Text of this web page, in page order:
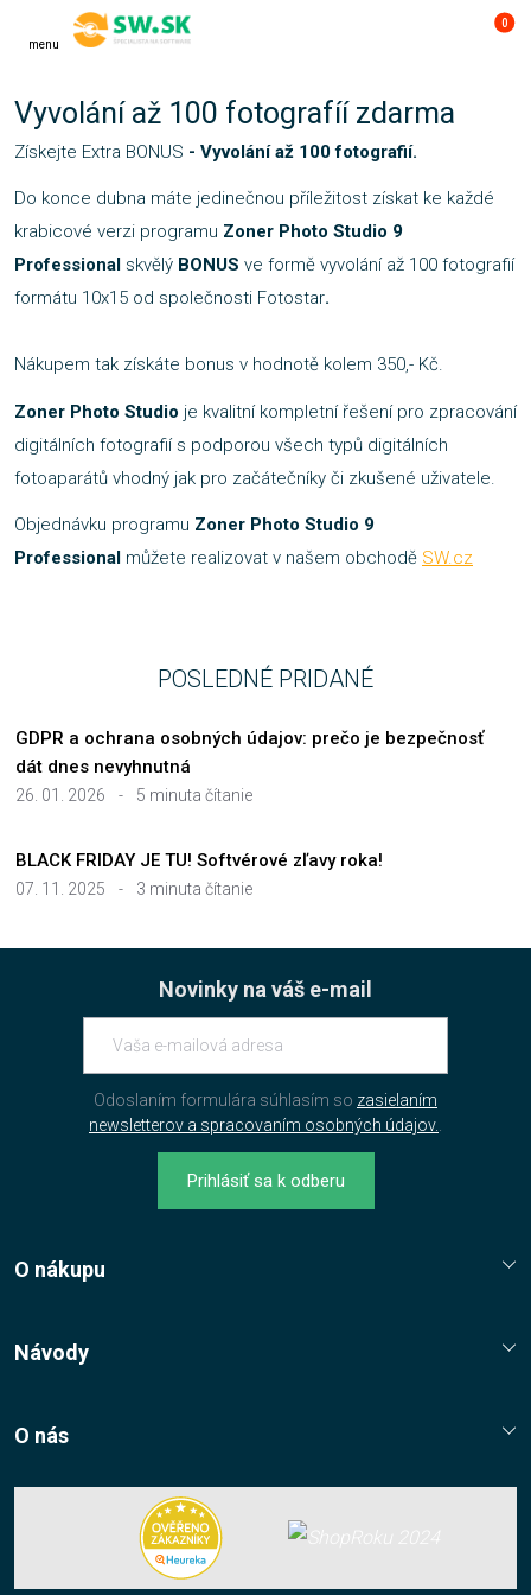
menu
0
Vyvolání až 100 fotografíí zdarma
Získejte Extra BONUS - Vyvolání až 100 fotografií.
Do konce dubna máte jedinečnou příležitost získat ke každé
krabicové verzi programu Zoner Photo Studio 9
Professional skvělý BONUS ve formě vyvolání až 100 fotografií
formátu 10x15 od společnosti Fotostar.
Nákupem tak získáte bonus v hodnotě kolem 350,- Kč.
Zoner Photo Studio je kvalitní kompletní řešení pro zpracování
digitálních fotografií s podporou všech typů digitálních
fotoaparátů vhodný jak pro začátečníky či zkušené uživatele.
Objednávku programu Zoner Photo Studio 9
Professional můžete realizovat v našem obchodě SW.cz
POSLEDNÉ PRIDANÉ
26. 01. 2026 - 5 minuta čítanie
GDPR a ochrana osobných údajov: prečo je bezpečnosť
dát dnes nevyhnutná
07. 11. 2025 - 3 minuta čítanie
BLACK FRIDAY JE TU! Softvérové zľavy roka!
Novinky na váš e-mail
Odoslaním formulára súhlasím so zasielaním
newsletterov a spracovaním osobných údajov.
Prihlásiť sa k odberu
O nákupu
Jak nakupovat?
Návody
O nás
Nákup multilicencí